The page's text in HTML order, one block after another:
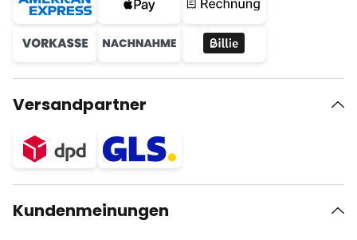
Versandpartner
Kundenmeinungen